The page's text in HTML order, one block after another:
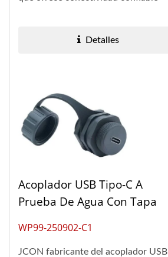
Detalles
Acoplador USB Tipo-C A
Prueba De Agua Con Tapa
WP99-250902-C1
JCON fabricante del acoplador USB